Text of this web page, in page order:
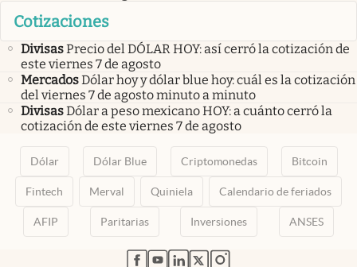
Cotizaciones
DivisasPrecio del DÓLAR HOY: así cerró la cotización de
este viernes 7 de agosto
MercadosDólar hoy y dólar blue hoy: cuál es la cotización
del viernes 7 de agosto minuto a minuto
DivisasDólar a peso mexicano HOY: a cuánto cerró la
cotización de este viernes 7 de agosto
Dólar Dólar Blue Criptomonedas Bitcoin
Fintech Merval Quiniela Calendario de feriados
AFIP Paritarias Inversiones ANSES
abre en nueva pestaña
abre en nueva pestaña
abre en nueva pestaña
abre en nueva pestaña
abre en nueva pestaña